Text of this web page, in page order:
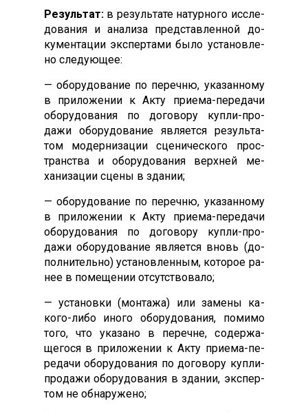
Ре­зуль­тат: в ре­зуль­та­те на­тур­но­го ис­сле­
дова­ния и ана­лиза пред­став­ленной до­
кумен­та­ции эк­спер­та­ми бы­ло ус­та­нов­ле­
но сле­ду­ющее:
— обо­рудо­вание по пе­реч­ню, ука­зан­но­му
в при­ложе­нии к Ак­ту при­ема-пе­реда­чи
обо­рудо­вания по до­гово­ру куп­ли-про­
дажи обо­рудо­вание яв­ля­ет­ся ре­зуль­та­
том мо­дер­ни­зации сце­ничес­ко­го прос­
транс­тва и обо­рудо­вания вер­хней ме­
хани­зации сце­ны в зда­нии;
— обо­рудо­вание по пе­реч­ню, ука­зан­но­му
в при­ложе­нии к Ак­ту при­ема-пе­реда­чи
обо­рудо­вания по до­гово­ру куп­ли-про­
дажи обо­рудо­вание яв­ля­ет­ся вновь (до­
пол­ни­тель­но) ус­та­нов­ленным, ко­торое ра­
нее в по­меще­нии от­сутс­тво­вало;
— ус­та­нов­ки (мон­та­жа) или за­мены ка­
кого-ли­бо ино­го обо­рудо­вания, по­мимо
то­го, что ука­зано в пе­реч­не, со­дер­жа­
щего­ся в при­ложе­нии к Ак­ту при­ема-пе­
реда­чи обо­рудо­вания по до­гово­ру куп­ли-
про­дажи обо­рудо­вания в зда­нии, эк­спер­
том не об­на­руже­но;